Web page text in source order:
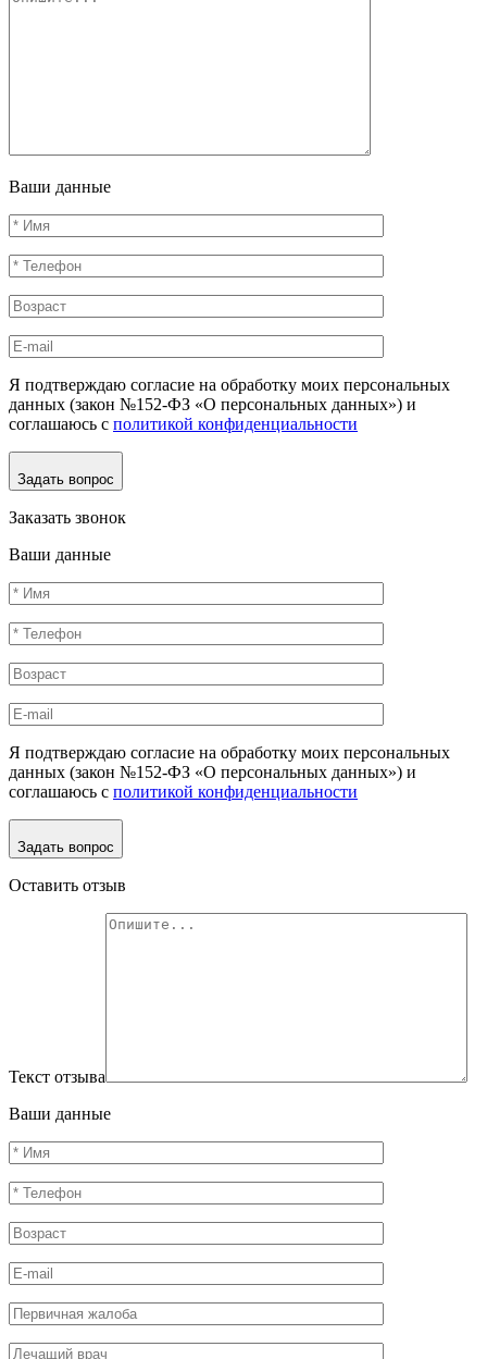
Ваши данные
Я подтверждаю согласие на обработку моих персональных
данных (закон №152-ФЗ «О персональных данных») и
соглашаюсь с политикой конфиденциальности
Задать вопрос
Заказать звонок
Ваши данные
Я подтверждаю согласие на обработку моих персональных
данных (закон №152-ФЗ «О персональных данных») и
соглашаюсь с политикой конфиденциальности
Задать вопрос
Оставить отзыв
Текст отзыва
Ваши данные